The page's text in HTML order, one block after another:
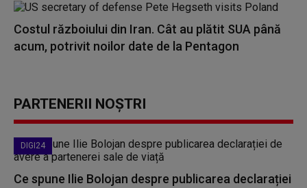
Costul războiului din Iran. Cât au plătit SUA până
acum, potrivit noilor date de la Pentagon
PARTENERII NOȘTRI
DIGI24
Ce spune Ilie Bolojan despre publicarea declarației